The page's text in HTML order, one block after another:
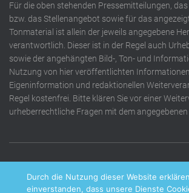
Für die oben stehenden Pressemitteilungen,
bzw. das Stellenangebot sowie für das
Tonmaterial ist allein der jeweils angegebene
verantwortlich. Dieser ist in der Regel auch
sowie der angehängten Bild-, Ton- und
Nutzung von hier veröffentlichten
Eigeninformation und redaktionellen
Regel kostenfrei. Bitte klären Sie vor einer
urheberrechtliche Fragen mit dem angegebenen
Durch die Nutzung dieser Website
einverstanden, dass unsere Dienste